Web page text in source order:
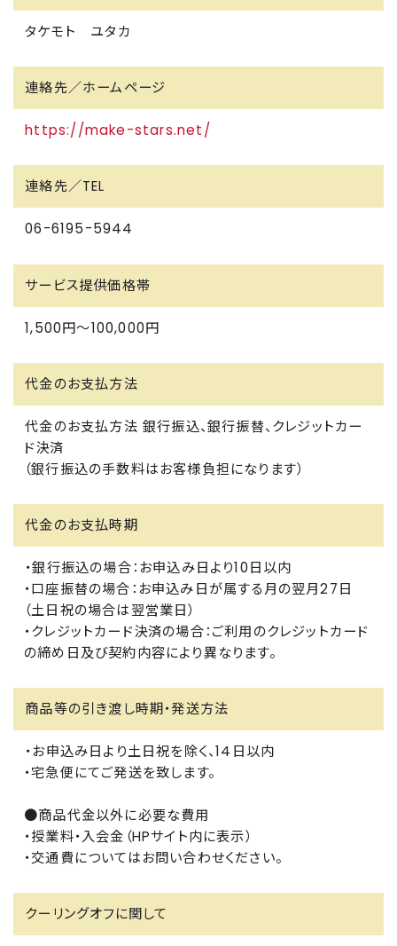
タケモト ユタカ
連絡先／ホームページ
https://make-stars.net/
連絡先／TEL
06-6195-5944
サービス提供価格帯
1,500円〜100,000円
代金のお支払方法
代金のお支払方法 銀行振込、銀行振替、クレジットカー
ド決済
（銀行振込の手数料はお客様負担になります）
代金のお支払時期
・銀行振込の場合：お申込み日より10日以内
・口座振替の場合：お申込み日が属する月の翌月27日
（土日祝の場合は翌営業日）
・クレジットカード決済の場合：ご利用のクレジットカード
の締め日及び契約内容により異なります。
商品等の引き渡し時期・発送方法
・お申込み日より土日祝を除く、14日以内
・宅急便にてご発送を致します。
●商品代金以外に必要な費用
・授業料・入会金（HPサイト内に表示）
・交通費についてはお問い合わせください。
クーリングオフに関して